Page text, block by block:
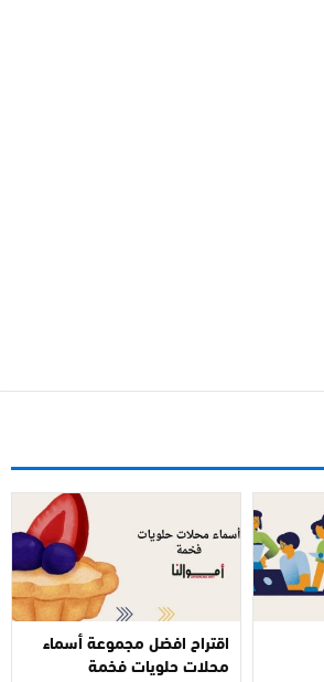
اقتراح افضل مجموعة أسماء
محلات حلويات فخمة